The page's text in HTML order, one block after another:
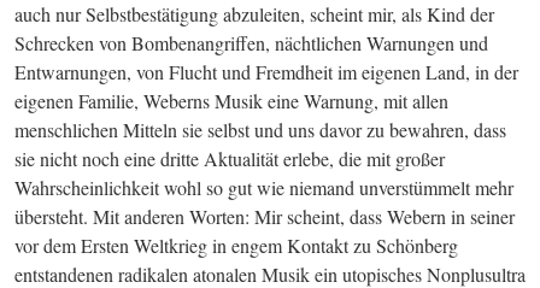
auch nur Selbstbestätigung abzuleiten, scheint mir, als Kind der
Schrecken von Bombenangriffen, nächtlichen Warnungen und
Entwarnungen, von Flucht und Fremdheit im eigenen Land, in der
eigenen Familie, Weberns Musik eine Warnung, mit allen
menschlichen Mitteln sie selbst und uns davor zu bewahren, dass
sie nicht noch eine dritte Aktualität erlebe, die mit großer
Wahrscheinlichkeit wohl so gut wie niemand unverstümmelt mehr
übersteht. Mit anderen Worten: Mir scheint, dass Webern in seiner
vor dem Ersten Weltkrieg in engem Kontakt zu Schönberg
entstandenen radikalen atonalen Musik ein utopisches Nonplusultra